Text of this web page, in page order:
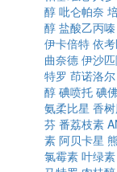
醇 吡仑帕奈
醇 盐酸乙丙嗪
伊卡倍特 依
曲奈德 伊沙
特罗 茚诺洛尔
醇 碘喷托 碘
氨柔比星 香
芬 番荔枝素
素 阿贝卡星
氯霉素 叶绿素